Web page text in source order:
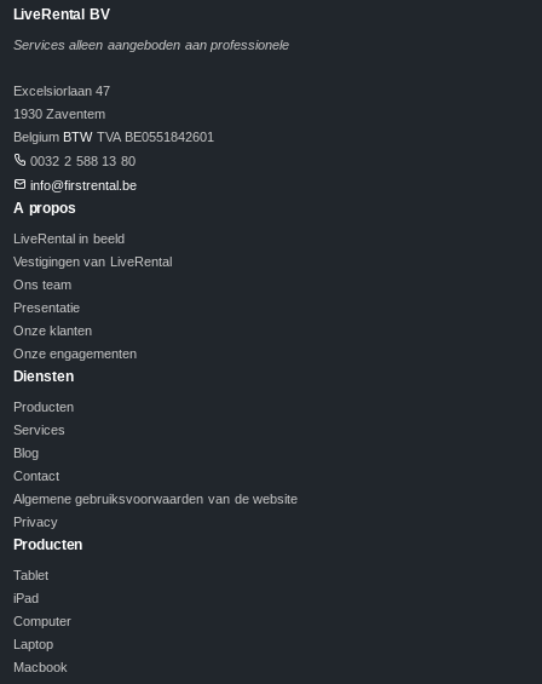
LiveRental BV
Services alleen aangeboden aan professionele
Excelsiorlaan 47
1930 Zaventem
Belgium BTWTVA BE0551842601
0032 2 588 13 80
info@firstrental.be
A propos
LiveRental in beeld
Vestigingen van LiveRental
Ons team
Presentatie
Onze klanten
Onze engagementen
Diensten
Producten
Services
Blog
Contact
Algemene gebruiksvoorwaarden van de website
Privacy
Producten
Tablet
iPad
Computer
Laptop
Macbook